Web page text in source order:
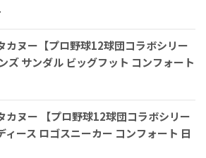
カヌー【プロ野球12球団コラボシリー
ズ サンダル ビッグフット コンフォート
カヌー 【プロ野球12球団コラボシリー
ィース ロゴスニーカー コンフォート 日